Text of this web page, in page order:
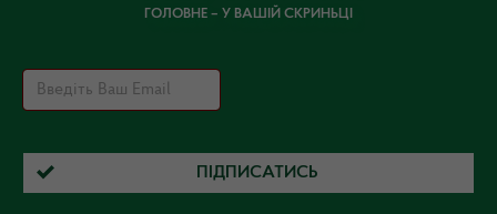
ГОЛОВНЕ – У ВАШІЙ СКРИНЬЦІ
ПІДПИСАТИСЬ